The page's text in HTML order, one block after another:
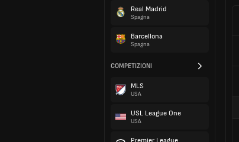
Real Madrid
Spagna
Barcellona
Spagna
COMPETIZIONI
MLS
USA
USL League One
USA